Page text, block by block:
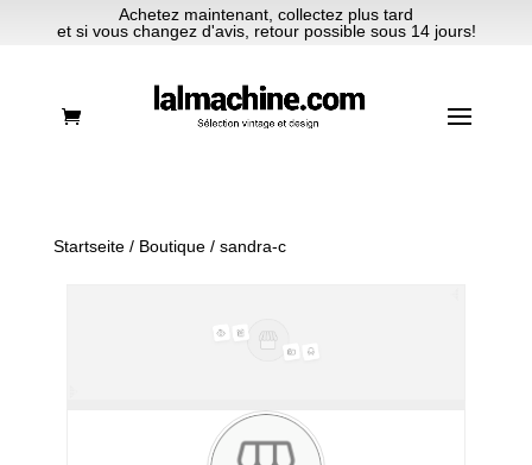
Achetez maintenant, collectez plus tard
et si vous changez d'avis, retour possible sous 14 jours!
Startseite/ Boutique/ sandra-c